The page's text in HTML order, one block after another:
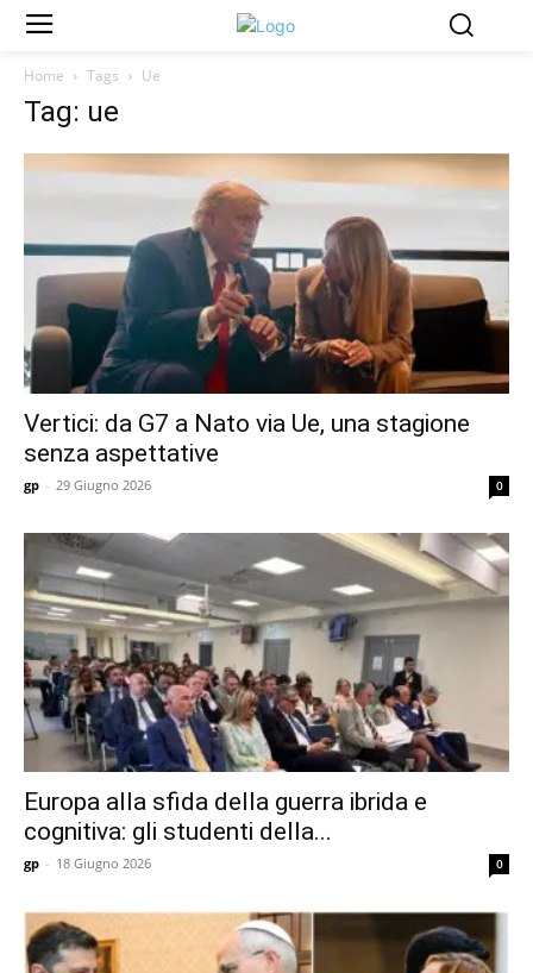
Home Tags Ue
Tag: ue
Vertici: da G7 a Nato via Ue, una stagione
senza aspettative
gp - 29 Giugno 2026 0
Europa alla sfida della guerra ibrida e
cognitiva: gli studenti della...
gp - 18 Giugno 2026 0